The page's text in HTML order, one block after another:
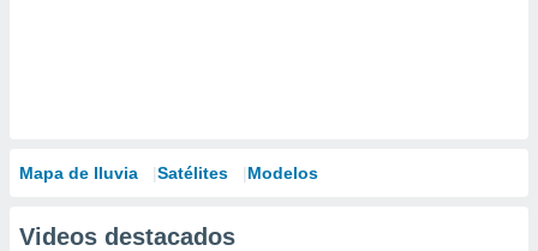
Mapa de lluvia Satélites Modelos
Videos destacados